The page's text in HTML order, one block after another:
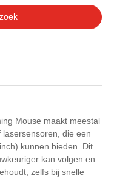
Mouse maakt meestal
die een
kunnen bieden. Dit
kan volgen en
zelfs bij snelle